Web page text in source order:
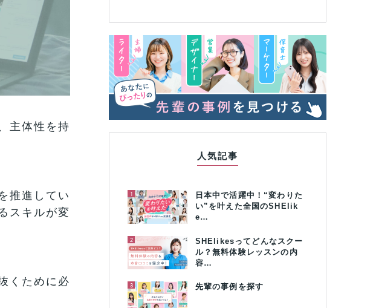
主体性を持
推進してい
スキルが変
くために必
人気記事
1
日本中で活躍中！“変わりた
い”を叶えた全国のSHElik
e…
2
SHElikesってどんなスクー
ル？無料体験レッスンの内
容…
3 先輩の事例を探す